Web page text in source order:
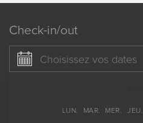
Check-in/out
Choisissez vos dates
LUN. MAR. MER. JEU.